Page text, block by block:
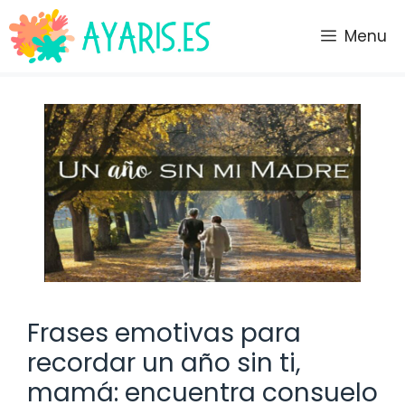
Saltar
al
contenido
Menu
Frases emotivas para
recordar un año sin ti,
mamá: encuentra consuelo